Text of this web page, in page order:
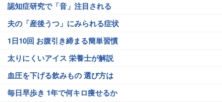
認知症研究で「音」注目される
夫の「産後うつ」にみられる症状
1日10回 お腹引き締まる簡単習慣
太りにくいアイス 栄養士が解説
血圧を下げる飲みもの 選び方は
毎日早歩き 1年で何キロ痩せるか